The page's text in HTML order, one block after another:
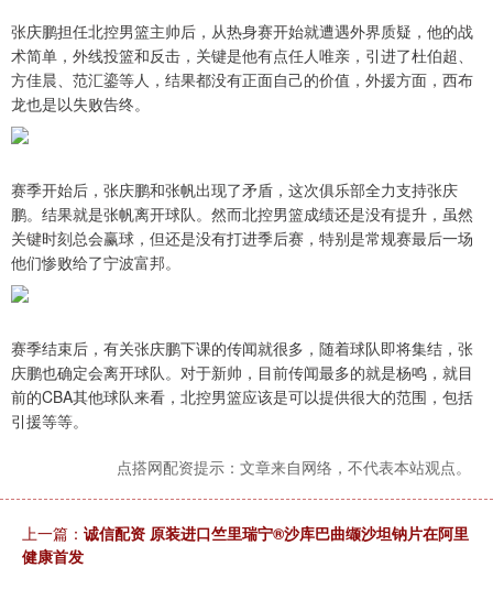
张庆鹏担任北控男篮主帅后，从热身赛开始就遭遇外界质疑，他的战
术简单，外线投篮和反击，关键是他有点任人唯亲，引进了杜伯超、
方佳晨、范汇鎏等人，结果都没有正面自己的价值，外援方面，西布
龙也是以失败告终。
赛季开始后，张庆鹏和张帆出现了矛盾，这次俱乐部全力支持张庆
鹏。结果就是张帆离开球队。然而北控男篮成绩还是没有提升，虽然
关键时刻总会赢球，但还是没有打进季后赛，特别是常规赛最后一场
他们惨败给了宁波富邦。
赛季结束后，有关张庆鹏下课的传闻就很多，随着球队即将集结，张
庆鹏也确定会离开球队。对于新帅，目前传闻最多的就是杨鸣，就目
前的CBA其他球队来看，北控男篮应该是可以提供很大的范围，包括
引援等等。
点搭网配资提示：文章来自网络，不代表本站观点。
上一篇： 诚信配资 原装进口竺里瑞宁®沙库巴曲缬沙坦钠片在阿里
健康首发